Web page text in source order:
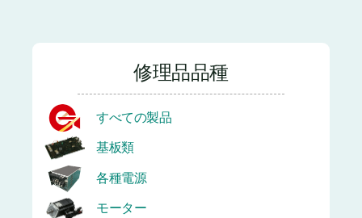
修理品品種
すべての製品
基板類
各種電源
モーター